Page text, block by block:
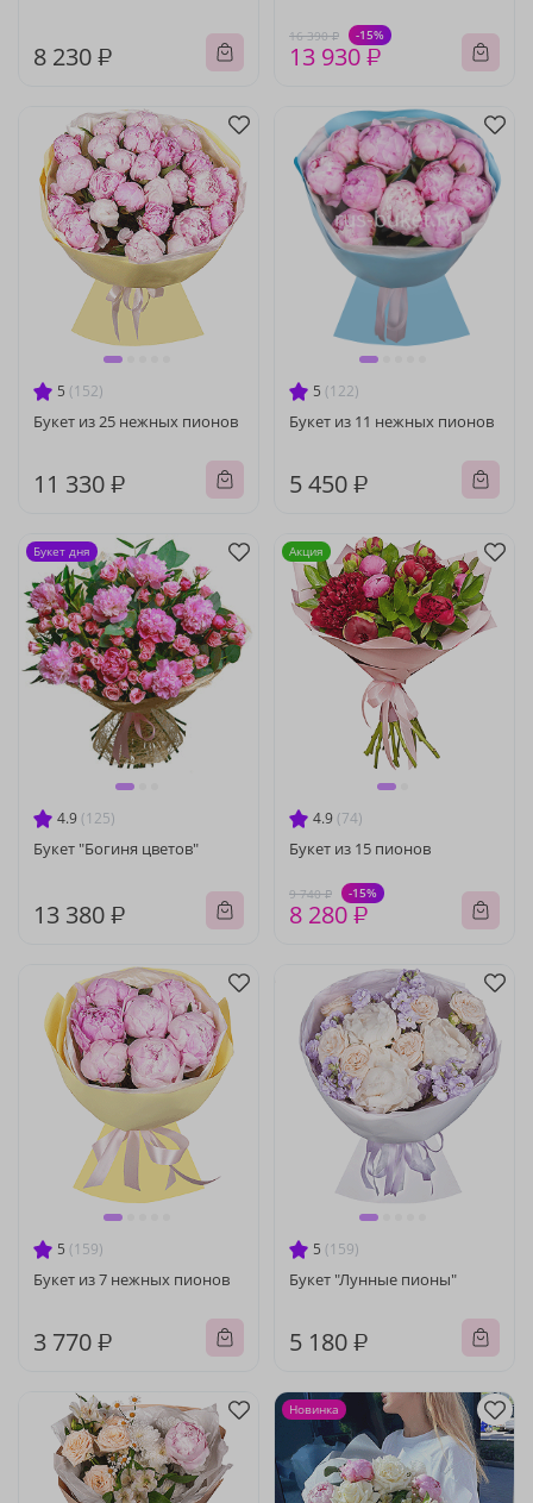
8 230 ₽
16 390 ₽ -15%
13 930 ₽
5 (152)
Букет из 25 нежных пионов
11 330 ₽
5 (122)
Букет из 11 нежных пионов
5 450 ₽
4.9 (125)
Букет "Богиня цветов"
13 380 ₽
Букет дня
4.9 (74)
Букет из 15 пионов
9 740 ₽ -15%
8 280 ₽
Акция
5 (159)
Букет из 7 нежных пионов
3 770 ₽
5 (159)
Букет "Лунные пионы"
5 180 ₽
Новинка